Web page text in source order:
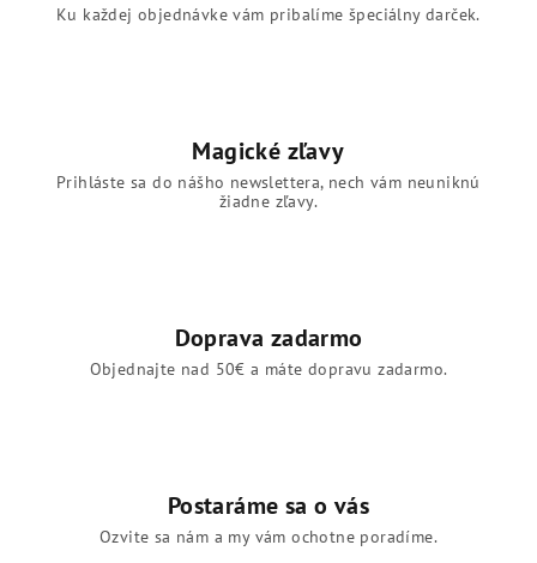
Ku každej objednávke vám pribalíme špeciálny darček.
Magické zľavy
Prihláste sa do nášho newslettera, nech vám neuniknú
žiadne zľavy.
Doprava zadarmo
Objednajte nad 50€ a máte dopravu zadarmo.
Postaráme sa o vás
Ozvite sa nám a my vám ochotne poradíme.